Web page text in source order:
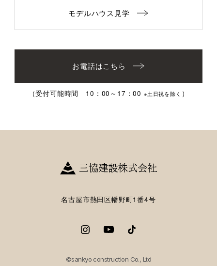
モデルハウス見学
お電話はこちら
（受付可能時間 10：00～17：00 ※土日祝を除く ）
名古屋市熱田区幡野町1番4号
©sankyo construction Co., Ltd